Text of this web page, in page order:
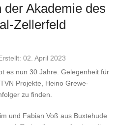
Akademie des
Zellerfeld
02. April 2023
es nun 30 Jahre. Gelegenheit für
Projekte, Heino Grewe-
zu finden.
und Fabian Voß aus Buxtehude